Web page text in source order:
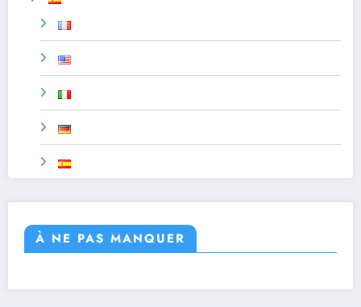
À NE PAS MANQUER